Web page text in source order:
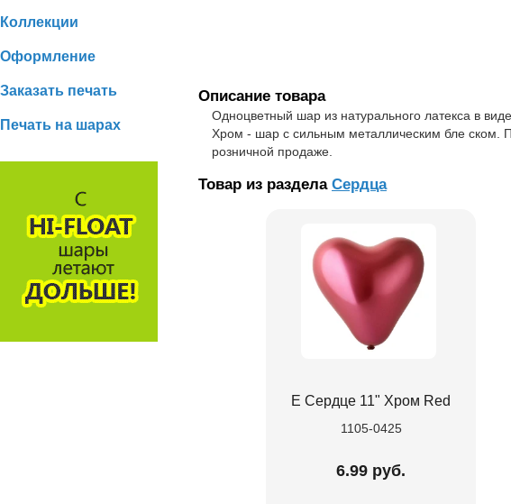
Коллекции
Оформление
Заказать печать
Печать на шарах
Описание товара
Одноцветный шар из натурального латекса в
Хром - шар с сильным металлическим бле ском.
розничной продаже.
Товар из раздела Сердца
Е Сердце 11" Хром Red
1105-0425
6.99 руб.